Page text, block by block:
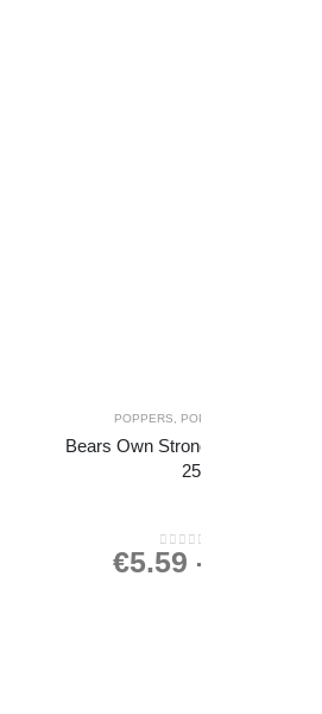
POPPERS POPPERS GROOT
Bears Own Strong Aroma
25ml
0out of 5
€5.59 -